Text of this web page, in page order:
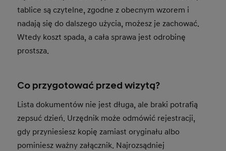
tablice są czytelne, zgodne z obecnym wzorem i
nadają się do dalszego użycia, możesz je zachować.
Wtedy koszt spada, a cała sprawa jest odrobinę
prostsza.
Co przygotować przed wizytą?
Lista dokumentów nie jest długa, ale braki potrafią
zepsuć dzień. Urzędnik może odmówić rejestracji,
gdy przyniesiesz kopię zamiast oryginału albo
pominiesz ważny załącznik. Najrozsądniej